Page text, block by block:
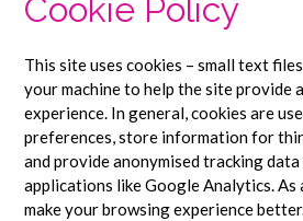
Cookie Policy
This site uses cookies – small text
your machine to help the site provide
experience. In general, cookies are
preferences, store information for
and provide anonymised tracking
applications like Google Analytics. As
make your browsing experience